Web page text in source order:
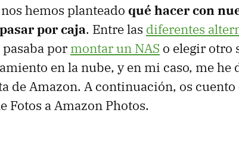
hemos planteado qué hacer con
por caja. Entre las diferentes
por montar un NAS o elegir otro
en la nube, y en mi caso, me he
de Amazon. A continuación, os
Fotos a Amazon Photos.